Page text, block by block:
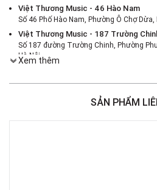
Việt Thương Music - 46 Hào Nam
Số 46 Phố Hào Nam, Phường Ô Chợ
Việt Thương Music - 187 Trường
Số 187 đường Trường Chinh, Phường
Hà Nội
386 Cách Mạng Tháng Tám, Phường
Việt Thương Music - 369 Điện Biên
Xem thêm
SẢN PHẨM